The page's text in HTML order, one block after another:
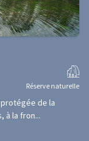
Réserve naturelle
protégée de la
à la fron...